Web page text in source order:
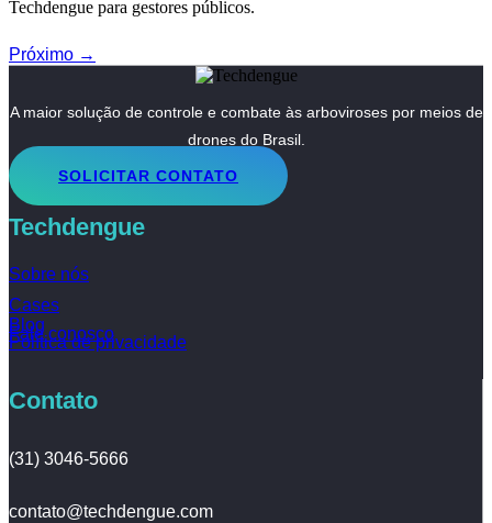
Techdengue para gestores públicos.
Próximo →
A maior solução de controle e combate às arboviroses por meios de
drones do Brasil.
SOLICITAR CONTATO
Techdengue
Sobre nós
Cases
Blog
Fale conosco
Política de privacidade
Contato
(31) 3046-5666
contato@techdengue.com